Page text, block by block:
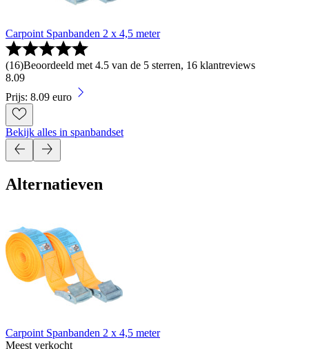
Carpoint Spanbanden 2 x 4,5 meter
(16)Beoordeeld met 4.5 van de 5 sterren, 16 klantreviews
8.09
Prijs: 8.09 euro
Bekijk alles in spanbandset
Alternatieven
Carpoint Spanbanden 2 x 4,5 meter
Meest verkocht